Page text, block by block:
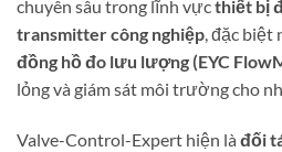
chuyên sâu trong lĩnh vựcthiết bị
transmitter công nghiệp, đặc biệt
đồng hồ đo lưu lượng (EYC
lỏng và giám sát môi trường cho
Valve-Control-Expert hiện là đối